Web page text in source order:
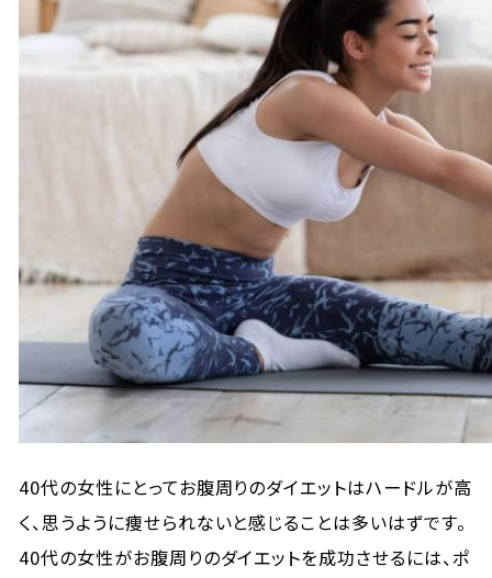
40代の女性にとってお腹周りのダイエットはハードルが高
く、思うように痩せられないと感じることは多いはずです。
40代の女性がお腹周りのダイエットを成功させるには、ポ